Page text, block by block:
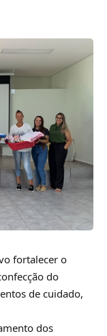
fortalecer o
do
de cuidado,
dos